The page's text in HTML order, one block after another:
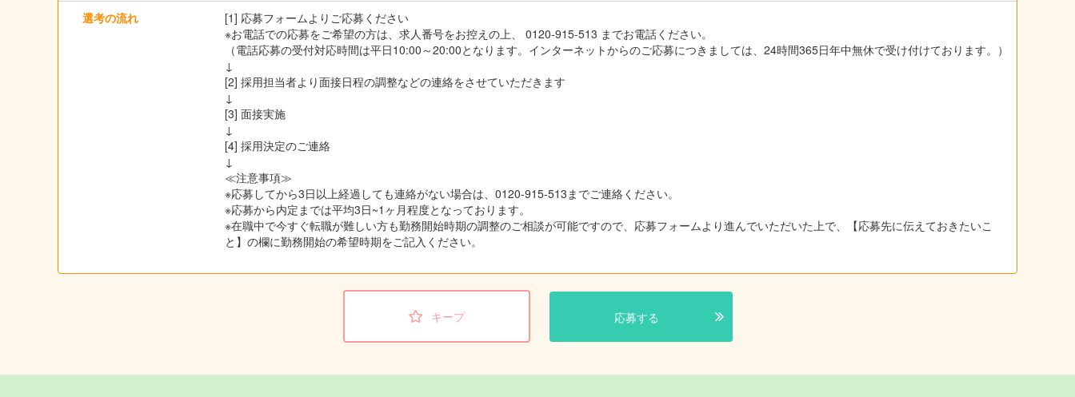
選考の流れ
[1] 応募フォームよりご応募ください
※お電話での応募をご希望の方は、求人番号をお控えの上、 0120-915-513 までお電話ください。
（電話応募の受付対応時間は平日10:00～20:00となります。インターネットからのご応募につきましては、24時間365日年中無休で受け付けております。）
↓
[2] 採用担当者より面接日程の調整などの連絡をさせていただきます
↓
[3] 面接実施
↓
[4] 採用決定のご連絡
↓
≪注意事項≫
※応募してから3日以上経過しても連絡がない場合は、0120-915-513までご連絡ください。
※応募から内定までは平均3日~1ヶ月程度となっております。
※在職中で今すぐ転職が難しい方も勤務開始時期の調整のご相談が可能ですので、応募フォームより進んでいただいた上で、【応募先に伝えておきたいこ
と】の欄に勤務開始の希望時期をご記入ください。
キープ 応募する